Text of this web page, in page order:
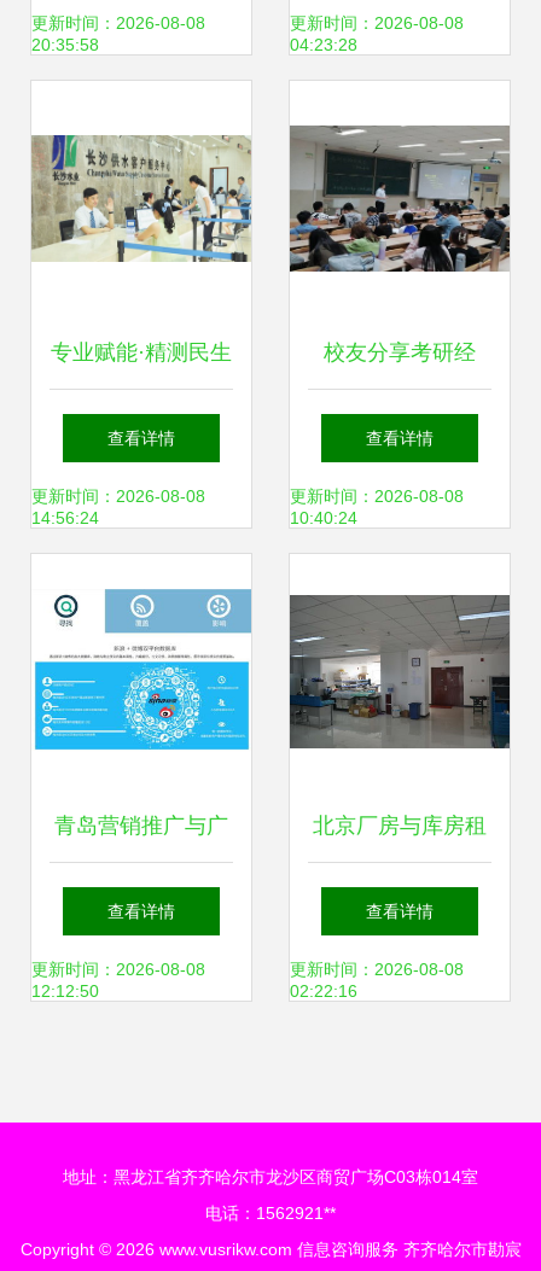
实践
更新时间：2026-08-08
20:35:58
服务的深度融合研
更新时间：2026-08-08
04:23:28
专业赋能·精测民生
上书房信息咨询为
长沙水业集团擘画
图
查看详情
更新时间：2026-08-08
14:56:24
校友分享考研经
验，助燃信息学子
梦想——泉心泉益
己”考研咨询服务队
举办考研交流分享
查看详情
更新时间：2026-08-08
10:40:24
青岛营销推广与广
告服务 专业力量赋
能企业品牌成长
查看详情
更新时间：2026-08-08
12:12:50
北京厂房与库房租
赁信息查询指南
查看详情
更新时间：2026-08-08
02:22:16
地址：黑龙江省齐齐哈尔市龙沙区商贸广场C03栋014室
电话：1562921**
Copyright © 2026 www.vusrikw.com 信息咨询服务 齐齐哈尔市勘宸